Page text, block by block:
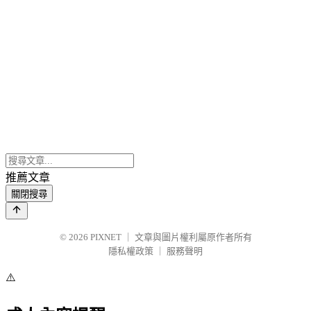
推薦文章
關閉搜尋
© 2026 PIXNET
文章與圖片權利屬原作者所有
隱私權政策
服務聲明
⚠️